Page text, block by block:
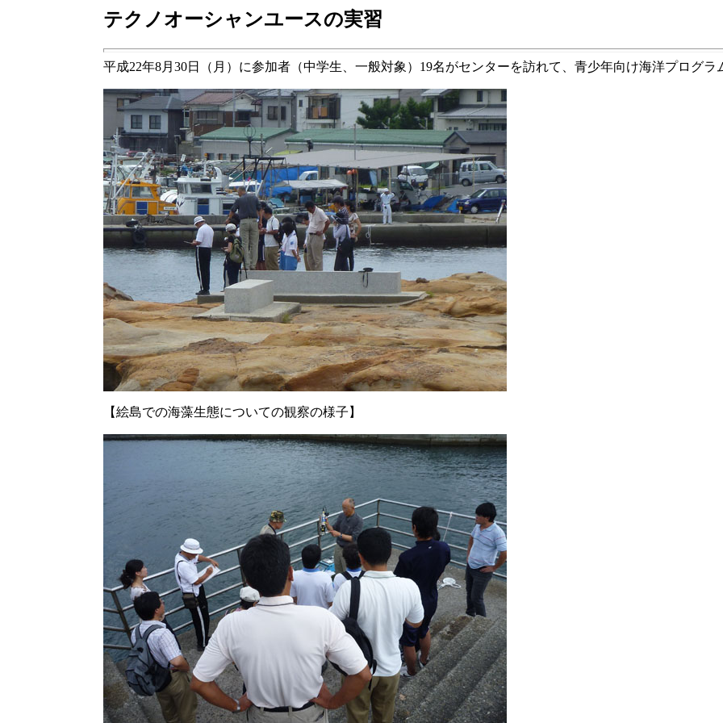
テクノオーシャンユースの実習
平成22年8月30日（月）に参加者（中学生、一般対象）19名がセンターを訪れて、青少年向け海洋プログラ
【絵島での海藻生態についての観察の様子】